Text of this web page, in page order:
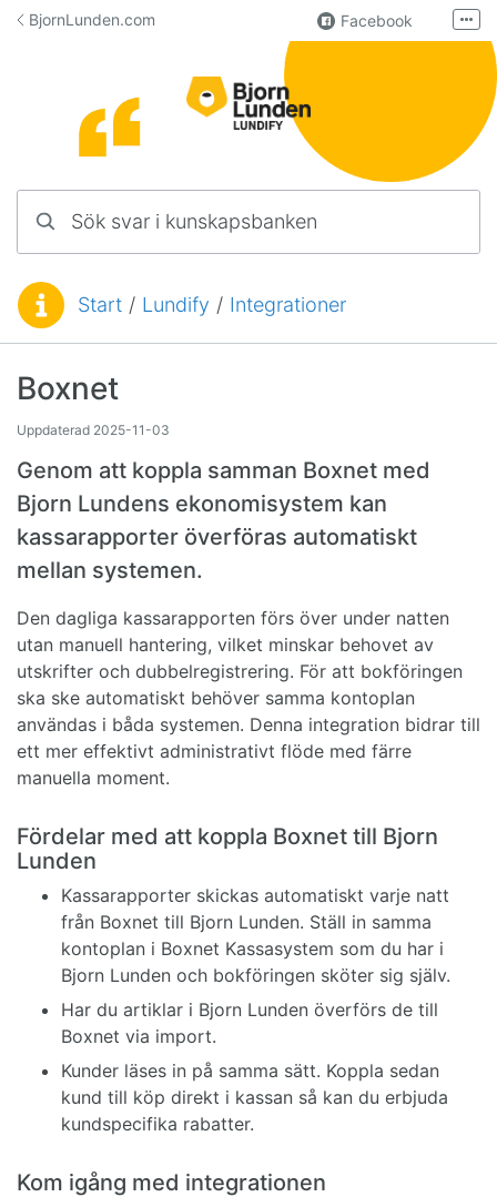
Hoppa till innehåll
BjornLunden.com Facebook
Kontakta oss
Manualer för övriga program
Fler
Du är här:Start / Lundify / Integrationer
Boxnet
Uppdaterad 2025-11-03
Genom att koppla samman Boxnet med
Bjorn Lundens ekonomisystem kan
kassarapporter överföras automatiskt
mellan systemen.
Den dagliga kassarapporten förs över under natten
utan manuell hantering, vilket minskar behovet av
utskrifter och dubbelregistrering. För att bokföringen
ska ske automatiskt behöver samma kontoplan
användas i båda systemen. Denna integration bidrar till
ett mer effektivt administrativt flöde med färre
manuella moment.
Fördelar med att koppla Boxnet till Bjorn
Lunden
Kassarapporter skickas automatiskt varje natt
från Boxnet till Bjorn Lunden. Ställ in samma
kontoplan i Boxnet Kassasystem som du har i
Bjorn Lunden och bokföringen sköter sig själv.
Har du artiklar i Bjorn Lunden överförs de till
Boxnet via import.
Kunder läses in på samma sätt. Koppla sedan
kund till köp direkt i kassan så kan du erbjuda
kundspecifika rabatter.
Kom igång med integrationen